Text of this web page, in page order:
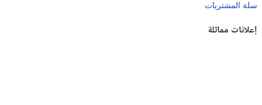
سلة المشتريات
إعلانات مماثلة